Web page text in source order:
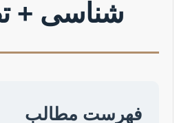
شناسی +
فهرست مطالب